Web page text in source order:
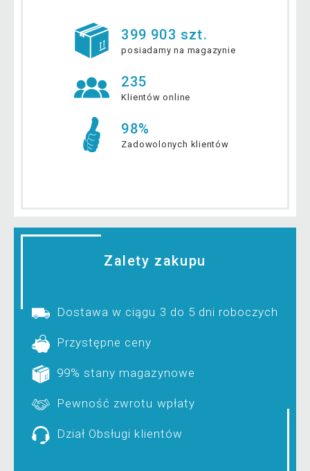
399 903 szt.
posiadamy na magazynie
235
Klientów online
98%
Zadowolonych klientów
Zalety zakupu
Dostawa w ciągu 3 do 5 dni roboczych
Przystępne ceny
99% stany magazynowe
Pewność zwrotu wpłaty
Dział Obsługi klientów